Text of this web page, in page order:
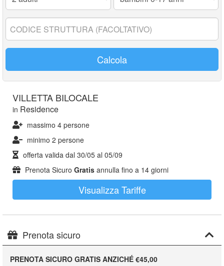
17
Codice
struttura:
Calcola
VILLETTA BILOCALE
in Residence
massimo 4 persone
minimo 2 persone
offerta valida dal 30/05 al 05/09
Prenota Sicuro Gratis annulla fino a 14 giorni
Visualizza Tariffe
Prenota sicuro
PRENOTA SICURO GRATIS ANZICHÉ €45,00